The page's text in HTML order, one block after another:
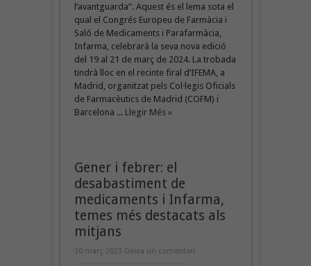
l’avantguarda”. Aquest és el lema sota el
qual el Congrés Europeu de Farmàcia i
Saló de Medicaments i Parafarmàcia,
Infarma, celebrarà la seva nova edició
del 19 al 21 de març de 2024. La trobada
tindrà lloc en el recinte firal d’IFEMA, a
Madrid, organitzat pels Col·legis Oficials
de Farmacèutics de Madrid (COFM) i
Barcelona ... Llegir Més »
Gener i febrer: el
desabastiment de
medicaments i Infarma,
temes més destacats als
mitjans
30 març 2023 Deixa un comentari